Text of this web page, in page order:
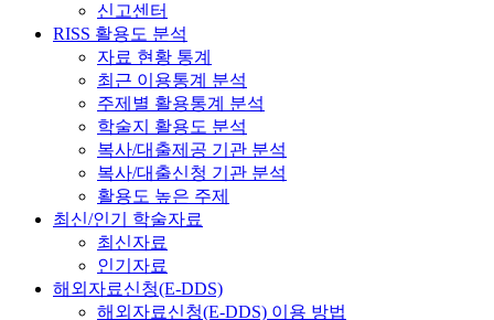
신고센터
RISS 활용도 분석
자료 현황 통계
최근 이용통계 분석
주제별 활용통계 분석
학술지 활용도 분석
복사/대출제공 기관 분석
복사/대출신청 기관 분석
활용도 높은 주제
최신/인기 학술자료
최신자료
인기자료
해외자료신청(E-DDS)
해외자료신청(E-DDS) 이용 방법